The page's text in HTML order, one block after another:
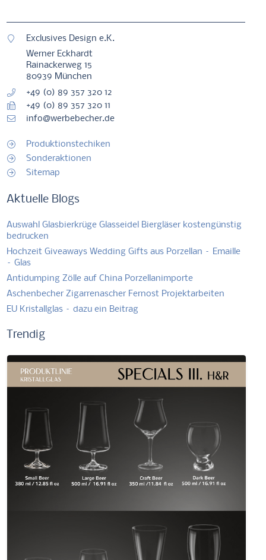
Exclusives Design e.K.
Werner Eckhardt
Rainackerweg 15
80939 München
+49 (0) 89 357 320 12
+49 (0) 89 357 320 11
info@werbebecher.de
Produktionstechiken
Sonderaktionen
Sitemap
Aktuelle Blogs
Auswahl Glasbierkrüge Glasseidel Biergläser kostengünstig
bedrucken
Hochzeit Giveaways Wedding Gifts aus Porzellan – Emaille
– Glas
Antidumping Zölle auf China Porzellanimporte
Aschenbecher Zigarrenascher Fernost Projektarbeiten
EU Kristallglas – dazu ein Beitrag
Trendig